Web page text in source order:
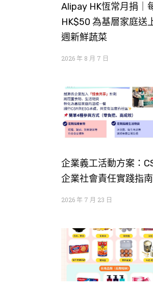
Alipay HK恆常月捐｜
HK$50 為基層家庭送
週新鮮蔬菜
2026 年 8 月 7 日
企業義工活動方案：
企業社會責任實踐指南
2026 年 7 月 23 日